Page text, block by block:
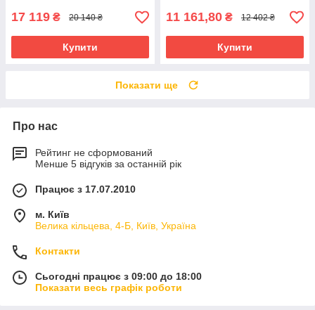
17 119 ₴ 20 140 ₴
Купити
11 161,80 ₴ 12 402 ₴
Купити
Показати ще
Про нас
Рейтинг не сформований
Менше 5 відгуків за останній рік
Працює з 17.07.2010
м. Київ
Велика кільцева, 4-Б, Київ, Україна
Контакти
Сьогодні працює з 09:00 до 18:00
Показати весь графік роботи